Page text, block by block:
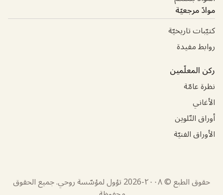
موادّ مرجعيّة
كتيّبات تاريخيّة
روابط مفيدة
ركن المعلّمين
نظرة عامّة
الأغاني
أوراق التّلوين
الأوراق الفنيّة
حقوق الطبع © ٢٠٠٨- 2026تؤول لمؤسّسة روحي. جميع الحقوق